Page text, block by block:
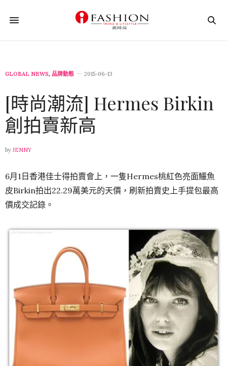
GLOBAL NEWS, 品牌動態 2015-06-13
[時尚潮流] Hermes Birkin
創拍賣新高
by JENNY
6月1日香港佳士得拍賣會上，一隻Hermes桃紅色亮面鱷魚
皮Birkin拍出22.29萬美元的天價，刷新拍賣史上手提包最高
價成交記錄。